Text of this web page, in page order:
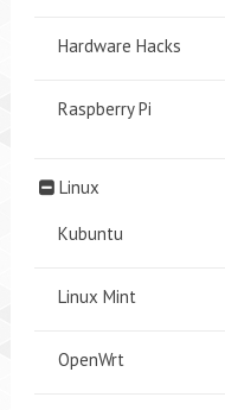
Hardware Hacks
Raspberry Pi
Linux
Kubuntu
Linux Mint
OpenWrt